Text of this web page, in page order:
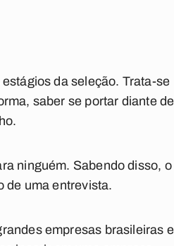
da seleção. Trata-se
saber se portar diante de
ninguém. Sabendo disso, o
de uma entrevista.
empresas brasileiras e